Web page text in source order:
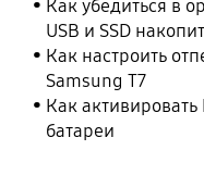
Как убедиться в
USB и SSD
Как настроить
Samsung T7
Как
батареи